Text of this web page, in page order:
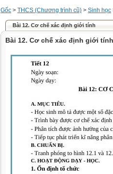
Gốc > THCS (Chương trình cũ) > Sinh học
Bài 12. Cơ chế xác định giới tính
Bài 12. Cơ chế xác định giới tính